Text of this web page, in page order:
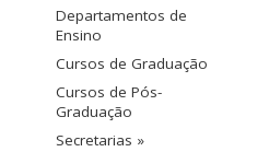
Departamentos de
Ensino
Cursos de Graduação
Cursos de Pós-
Graduação
Secretarias »